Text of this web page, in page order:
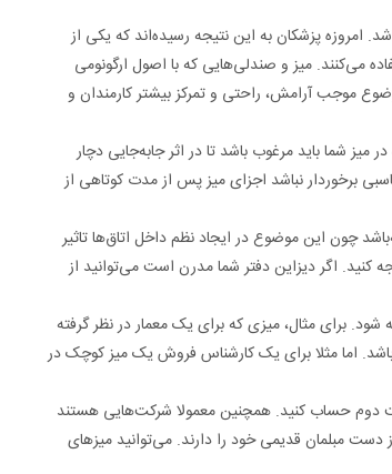
امروزه پزشکان به این نتیجه رسیده‌اند که یکی از
می‌کنند. میز و صندلی‌هایی که با اصول ارگونومی
موجب آرامش، راحتی و تمرکز بیشتر کارمندان و
شما باید مرغوب باشد تا در اثر جابه‌جایی دچار
برخوردار نباشد اجزای میز پس از مدت کوتاهی از
چون این موضوع در ایجاد نظم داخل اتاق‌ها تاثیر
کنید. اگر دیزاین دفتر شما مدرن است می‌توانید از
برای مثال، میزی که برای یک معمار در نظر گرفته
اما مثلا برای یک کارشناس فروش یک میز کوچک در
دوم حساب کنید. همچنین معمولا شرکت‌هایی هستند
مبلمان قدیمی خود را دارند. می‌توانید میزهای